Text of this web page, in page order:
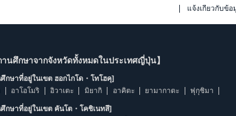
แจ้งเกี่ยวกับข้
านศึกษาจากจังหวัดทั้งหมดในประเทศญี่ปุ่น】
ศึกษาที่อยู่ในเขต ฮอกไกโด・โทโฮคุ]
อาโอโมริ อิวาเตะ มิยากิ อาคิตะ ยามากาตะ ฟุกุชิมา
ศึกษาที่อยู่ในเขต คันโต・โคชิเนทสึ]